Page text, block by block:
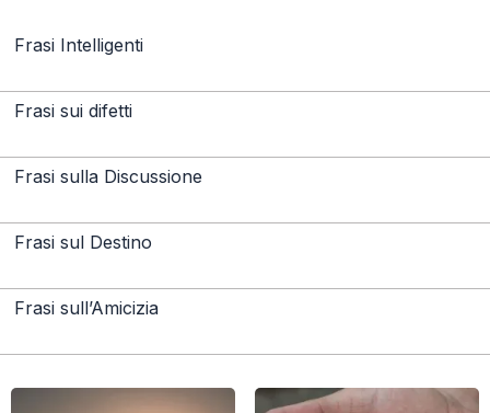
Frasi Intelligenti
Frasi sui difetti
Frasi sulla Discussione
Frasi sul Destino
Frasi sull’Amicizia